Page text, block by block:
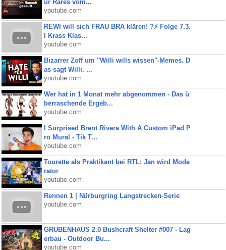
ür Rares vom...
youtube.com
REWI will sich FRAU BRA klären! ?⚡️ Folge 7.3.
I Krass Klas...
youtube.com
Bizarrer Zoff um "Willi wills wissen"-Memes. D
as sagt Willi. ...
youtube.com
Wer hat in 1 Monat mehr abgenommen - Das ü
berraschende Ergeb...
youtube.com
I Surprised Brent Rivera With A Custom iPad P
ro Mural - Tik T...
youtube.com
Tourette als Praktikant bei RTL: Jan wird Mode
rator
youtube.com
Rennen 1 | Nürburgring Langstrecken-Serie
youtube.com
GRUBENHAUS 2.0 Bushcraft Shelter #007 - Lag
erbau - Outdoor Bu...
youtube.com